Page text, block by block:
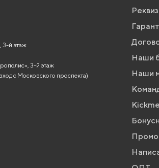
3-й этаж
3-й этаж
с Московского проспекта)
Наши
Наши